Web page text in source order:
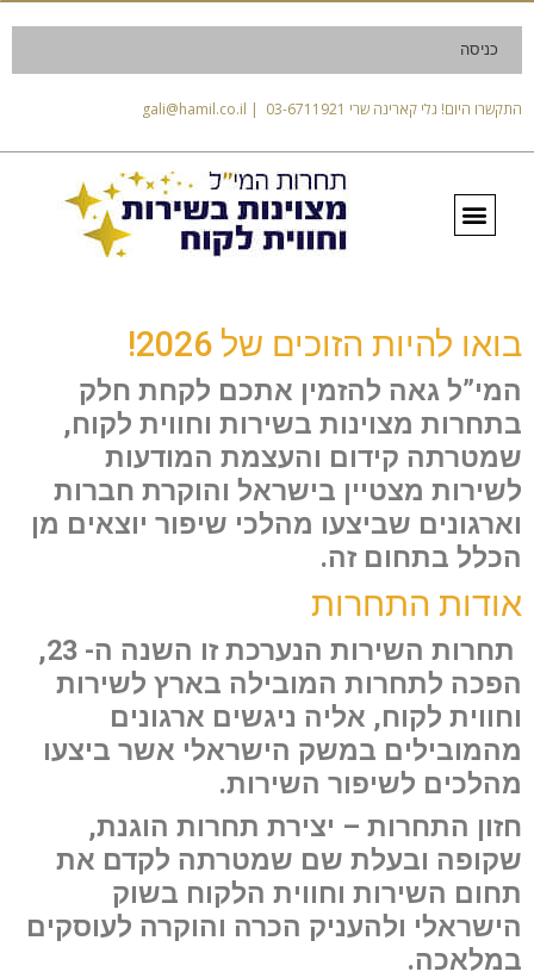
כניסה
התקשרו היום! גלי קארינה שרי 03-6711921 | gali@hamil.co.il
בואו להיות הזוכים של 2026!
המי”ל גאה להזמין אתכם לקחת חלק
בתחרות מצוינות בשירות וחווית לקוח,
שמטרתה קידום והעצמת המודעות
לשירות מצטיין בישראל והוקרת חברות
וארגונים שביצעו מהלכי שיפור יוצאים מן
הכלל בתחום זה.
אודות התחרות
תחרות השירות הנערכת זו השנה ה- 23,
הפכה לתחרות המובילה בארץ לשירות
וחווית לקוח, אליה ניגשים ארגונים
מהמובילים במשק הישראלי אשר ביצעו
מהלכים לשיפור השירות.
חזון התחרות – יצירת תחרות הוגנת,
שקופה ובעלת שם שמטרתה לקדם את
תחום השירות וחווית הלקוח בשוק
הישראלי ולהעניק הכרה והוקרה לעוסקים
במלאכה.